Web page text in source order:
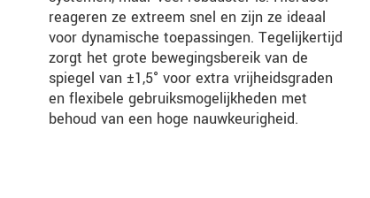
reageren ze extreem snel en zijn ze ideaal
voor dynamische toepassingen. Tegelijkertijd
zorgt het grote bewegingsbereik van de
spiegel van ±1,5° voor extra vrijheidsgraden
en flexibele gebruiksmogelijkheden met
behoud van een hoge nauwkeurigheid.